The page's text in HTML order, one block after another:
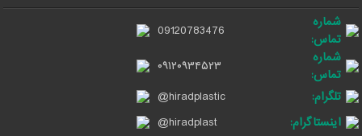
شماره
تماس:
09120783476
شماره
تماس:
۰۹۱۲۰۹۳۴۵۲۳
تلگرام:
@hiradplastic
اینستاگرام:
@hiradplast